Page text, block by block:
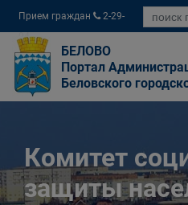
Прием граждан
2-29-
04
БЕЛОВО
Портал
Беловского
Комитет
защиты